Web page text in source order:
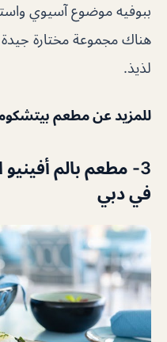
ببوفيه موضوع آسيوي
هناك مجموعة مختارة جيدة
لذيذ.
للمزيد عن مطعم
3- مطعم بالم
في دبي